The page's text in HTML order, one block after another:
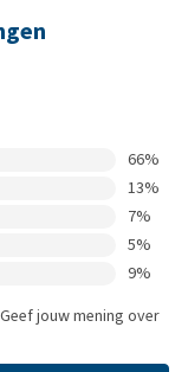
66%
13%
7%
5%
9%
jouw mening over